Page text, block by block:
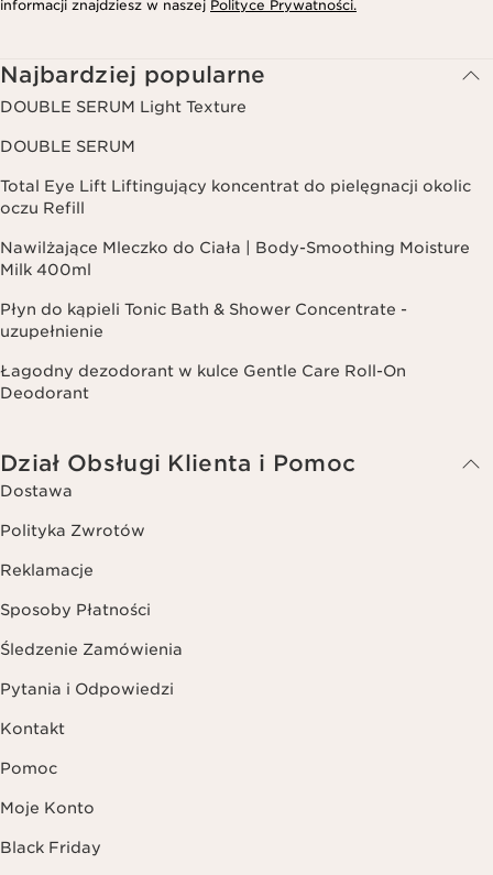
informacji znajdziesz w naszej Polityce Prywatności.
Najbardziej popularne
DOUBLE SERUM Light Texture
DOUBLE SERUM
Total Eye Lift Liftingujący koncentrat do pielęgnacji okolic
oczu Refill
Nawilżające Mleczko do Ciała | Body-Smoothing Moisture
Milk 400ml
Płyn do kąpieli Tonic Bath & Shower Concentrate -
uzupełnienie
Łagodny dezodorant w kulce Gentle Care Roll-On
Deodorant
Dział Obsługi Klienta i Pomoc
Dostawa
Polityka Zwrotów
Reklamacje
Sposoby Płatności
Śledzenie Zamówienia
Pytania i Odpowiedzi
Kontakt
Pomoc
Moje Konto
Black Friday